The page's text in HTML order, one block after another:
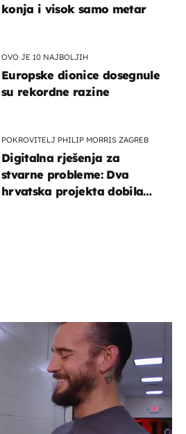
konja i visok samo metar
OVO JE 10 NAJBOLJIH
Europske dionice dosegnule
su rekordne razine
POKROVITELJ PHILIP MORRIS ZAGREB
Digitalna rješenja za
stvarne probleme: Dva
hrvatska projekta dobila